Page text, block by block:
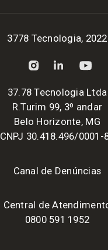
3778 Tecnologia, 2022
37.78 Tecnologia Ltda
R.Turim 99, 3º andar
Belo Horizonte, MG
CNPJ 30.418.496/0001-
Canal de Denúncias
Central de
0800 591 1952